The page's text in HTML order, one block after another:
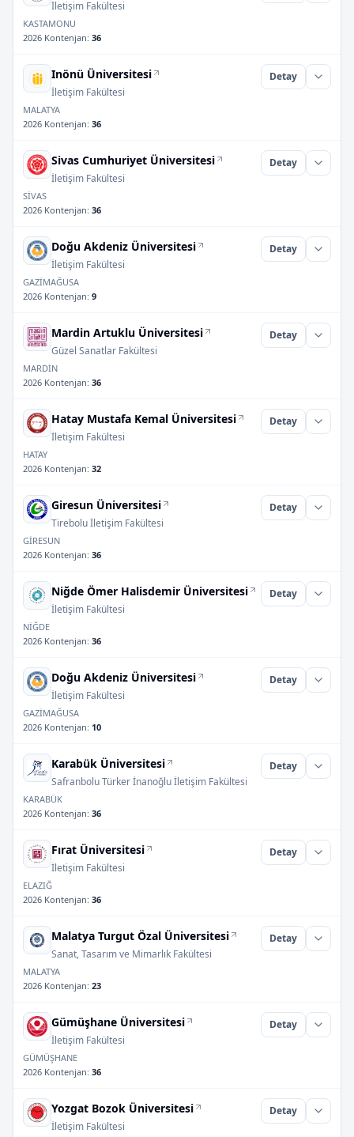
İletişim Fakültesi
KASTAMONU
2026 Kontenjan: 36
Inönü Üniversitesi
İletişim Fakültesi
Detay
MALATYA
2026 Kontenjan: 36
Sivas Cumhuriyet Üniversitesi
İletişim Fakültesi
Detay
SİVAS
2026 Kontenjan: 36
Doğu Akdeniz Üniversitesi
İletişim Fakültesi
Detay
GAZİMAĞUSA
2026 Kontenjan: 9
Mardin Artuklu Üniversitesi
Güzel Sanatlar Fakültesi
Detay
MARDİN
2026 Kontenjan: 36
Hatay Mustafa Kemal Üniversitesi
İletişim Fakültesi
Detay
HATAY
2026 Kontenjan: 32
Giresun Üniversitesi
Tirebolu İletişim Fakültesi
Detay
GİRESUN
2026 Kontenjan: 36
Niğde Ömer Halisdemir Üniversitesi
İletişim Fakültesi
Detay
NİĞDE
2026 Kontenjan: 36
Doğu Akdeniz Üniversitesi
İletişim Fakültesi
Detay
GAZİMAĞUSA
2026 Kontenjan: 10
Karabük Üniversitesi
Safranbolu Türker İnanoğlu İletişim Fakültesi
Detay
KARABÜK
2026 Kontenjan: 36
Fırat Üniversitesi
İletişim Fakültesi
Detay
ELAZIĞ
2026 Kontenjan: 36
Malatya Turgut Özal Üniversitesi
Sanat, Tasarım ve Mimarlık Fakültesi
Detay
MALATYA
2026 Kontenjan: 23
Gümüşhane Üniversitesi
İletişim Fakültesi
Detay
GÜMÜŞHANE
2026 Kontenjan: 36
Yozgat Bozok Üniversitesi
İletişim Fakültesi
Detay